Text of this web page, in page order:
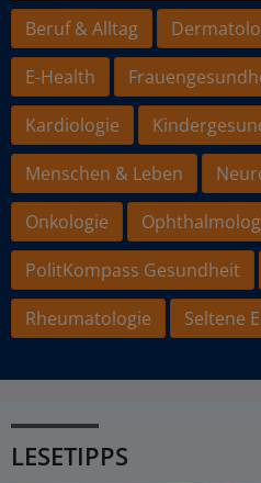
Beruf & Alltag
E-Health
Kardiologie
Menschen & Leben
Onkologie
PolitKompass Gesundheit
Rheumatologie
Seltene
LESETIPPS